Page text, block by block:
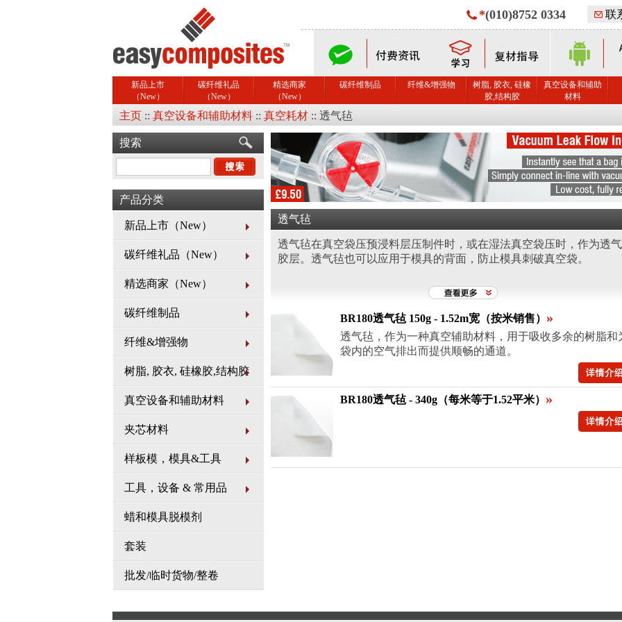
联
*(010)8752 0334
新品上市
（New）
碳纤维礼品
（New）
精选商家
（New）
碳纤维制品 纤维&增强物
树脂, 胶衣, 硅橡
胶,结构胶
真空设备和辅助
材料
主页 :: 真空设备和辅助材料 :: 真空耗材 :: 透气毡
搜索
产品分类
新品上市（New）
碳纤维礼品（New）
精选商家（New）
碳纤维制品
纤维&增强物
树脂, 胶衣, 硅橡胶,结构胶
真空设备和辅助材料
夹芯材料
样板模，模具&工具
工具，设备 & 常用品
蜡和模具脱模剂
套装
批发/临时货物/整卷
透气毡
透气毡在真空袋压预浸料层压制件时，或在湿法真空袋压时，作为透
胶层。透气毡也可以应用于模具的背面，防止模具刺破真空袋。
BR180透气毡 150g - 1.52m宽（按米销售） »
透气毡，作为一种真空辅助材料，用于吸收多余的树脂和
袋内的空气排出而提供顺畅的通道。
BR180透气毡 - 340g（每米等于1.52平米） »